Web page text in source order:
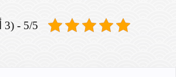
5/5 - (3 أصوات)